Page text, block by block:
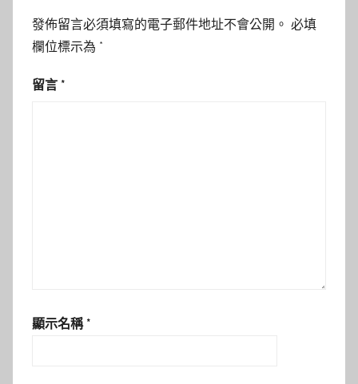
發佈留言必須填寫的電子郵件地址不會公開。 必填
欄位標示為 *
留言 *
顯示名稱 *